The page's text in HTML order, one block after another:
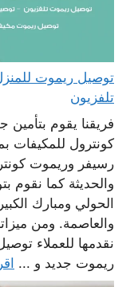
تلفزيون
فريقنا يقوم
كونترول للمكيفات
رسيفر وريموت
والحديثة كما نقوم
الحولي ومبارك
والعاصمة. ومن
نقدمها للعملاء
ريموت جديد و ...